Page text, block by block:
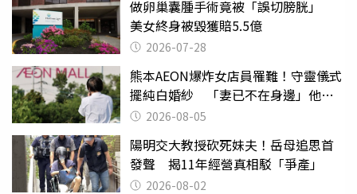
做卵巢囊腫手術竟被「誤切膀胱」
美女終身被毀獲賠5.5億
2026-07-28
熊本AEON爆炸女店員罹難！守靈儀式
擺純白婚紗 「妻已不在身邊」他淚
喊：無法想像
2026-08-05
陽明交大教授砍死妹夫！岳母追思首
發聲 揭11年經營真相駁「爭產」
2026-08-02